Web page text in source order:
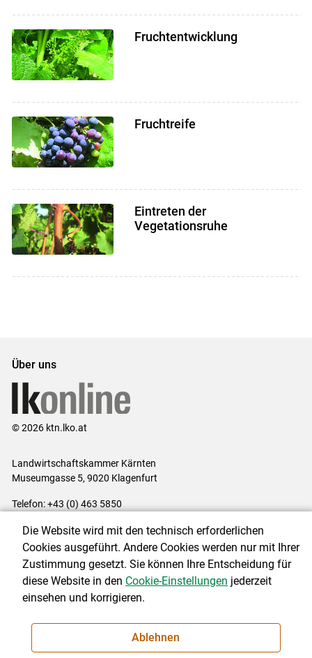
Fruchtentwicklung
Fruchtreife
Eintreten der
Vegetationsruhe
Über uns
© 2026 ktn.lko.at
Landwirtschaftskammer Kärnten
Museumgasse 5, 9020 Klagenfurt
Telefon: +43 (0) 463 5850
Impressum|Kontakt|Datenschutzerklärung|Barrierefreiheit|
Cookie-Einstellungen
NEWSLETTER
Die Website wird mit den technisch erforderlichen
Cookies ausgeführt. Andere Cookies werden nur mit Ihrer
Zustimmung gesetzt. Sie können Ihre Entscheidung für
diese Website in den Cookie-Einstellungen jederzeit
einsehen und korrigieren.
Ablehnen